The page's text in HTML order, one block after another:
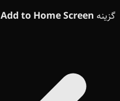
گزینه Add to Home Screen